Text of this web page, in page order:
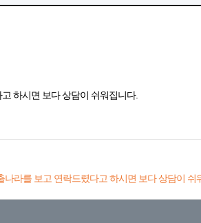
하시면 보다 상담이 쉬워집니다.
나라를 보고 연락드렸다고 하시면 보다 상담이 쉬